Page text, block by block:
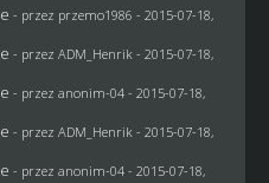
- przez przemo1986 - 2015-07-18,
- przez ADM_Henrik - 2015-07-18,
- przez anonim-04- 2015-07-18,
- przez ADM_Henrik - 2015-07-18,
- przez anonim-04- 2015-07-18,